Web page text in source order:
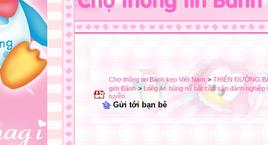
Chợ thông tin Bánh kẹo Việt Nam > THIÊN ĐƯỜNG
giới Bánh > Long An bùng nổ bất cồn sản đánh
tuyền
Gửi tới bạn bè